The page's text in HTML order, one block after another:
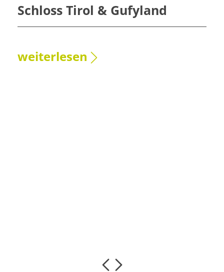
Schloss Tirol & Gufyland
weiterlesen